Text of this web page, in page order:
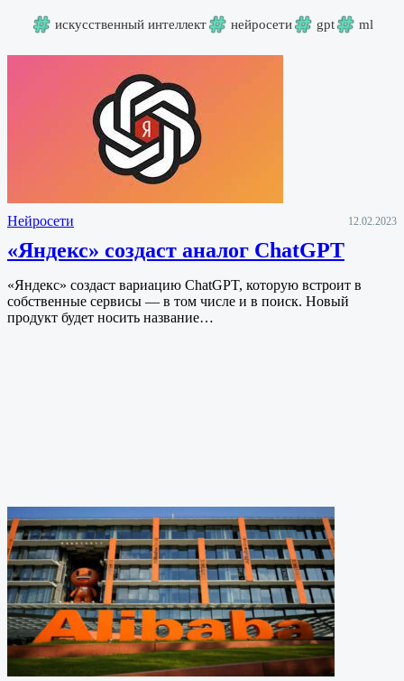
искусственный интеллект нейросети gpt ml
Нейросети 12.02.2023
«Яндекс» создаст аналог ChatGPT
«Яндекс» создаст вариацию ChatGPT, которую встроит в
собственные сервисы — в том числе и в поиск. Новый
продукт будет носить название…